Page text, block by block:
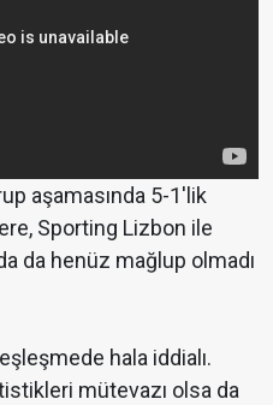
aşamasında 5-1'lik
Sporting Lizbon ile
da henüz mağlup olmadı
hala iddialı.
mütevazı olsa da